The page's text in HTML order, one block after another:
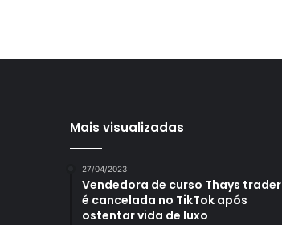
Mais visualizadas
27/04/2023
Vendedora de curso Thays trader
é cancelada no TikTok após
ostentar vida de luxo